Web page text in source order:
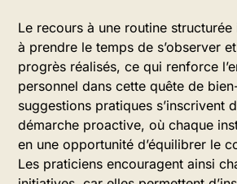
Le recours à une routine
à prendre le temps de s’observer
progrès réalisés, ce qui renforce
personnel dans cette quête de
suggestions pratiques s’inscrivent
démarche proactive, où chaque
en une opportunité d’équilibrer le
Les praticiens encouragent ainsi